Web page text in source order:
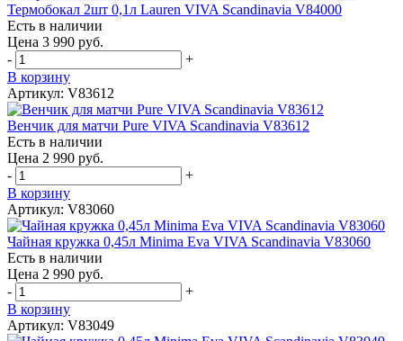
Термобокал 2шт 0,1л Lauren VIVA Scandinavia V84000
Есть в наличии
Цена 3 990 руб.
-
+
В корзину
Артикул: V83612
Венчик для матчи Pure VIVA Scandinavia V83612
Есть в наличии
Цена 2 990 руб.
-
+
В корзину
Артикул: V83060
Чайная кружка 0,45л Minima Eva VIVA Scandinavia V83060
Есть в наличии
Цена 2 990 руб.
-
+
В корзину
Артикул: V83049